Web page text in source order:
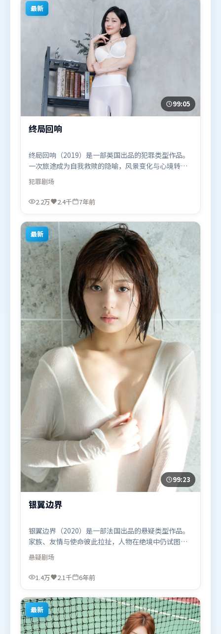
最新
99:05
终局回响
终局回响（2019）是一部英国出品的犯罪类型作品。
一次旅途成为自我救赎的隐喻，风景变化与心境转折
彼此呼应。群像刻画各有弧光，配角亦承担叙事推进
功能。由陈凯歌执导，迪皮卡·帕度柯妮、长泽雅
美、黄渤，章子怡等联袂出演。影片于2019年4月22
的观众观看。
犯罪剧场
2.2万 2.4千 7年前
最新
99:23
银翼边界
银翼边界（2020）是一部法国出品的悬疑类型作品。
家族、友情与使命彼此拉扯，人物在绝境中仍试图守
住心中微光。人物关系网复杂却不凌乱，每场对手戏
都推动信息增量。由杜琪峰执导，刘德华、周迅、易
烊千玺，王景春、提莫西·查拉米、刘亦菲等联袂出
上线，适合喜欢悬疑题材的观众观看。
悬疑剧场
1.4万 2.1千 6年前
最新